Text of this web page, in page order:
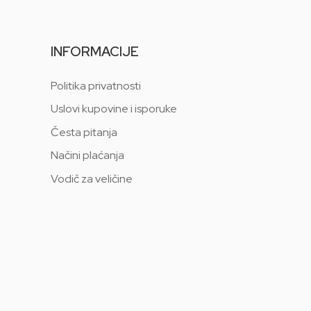
INFORMACIJE
Politika privatnosti
Uslovi kupovine i isporuke
Česta pitanja
Načini plaćanja
Vodič za veličine